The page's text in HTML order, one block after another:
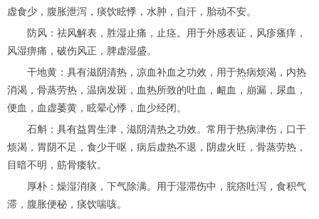
虚食少，腹胀泄泻，痰饮眩悸，水肿，自汗，胎动不安。
防风：祛风解表，胜湿止痛，止痉。用于外感表证，风疹瘙痒，
风湿痹痛，破伤风正，脾虚湿盛。
干地黄：具有滋阴清热，凉血补血之功效，用于热病烦渴，内热
消渴，骨蒸劳热，温病发斑，血热所致的吐血，衄血，崩漏，尿血，
便血，血虚萎黄，眩晕心悸，血少经闭。
石斛：具有益胃生津，滋阴清热之功效。常用于热病津伤，口干
烦渴，胃阴不足，食少干呕，病后虚热不退，阴虚火旺，骨蒸劳热，
目暗不明，筋骨痿软。
厚朴：燥湿消痰，下气除满。用于湿滞伤中，脘痞吐泻，食积气
滞，腹胀便秘，痰饮喘咳。